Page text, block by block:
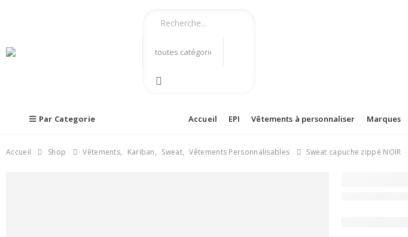
Par Categorie Accueil EPI Vêtements à personnaliser Marques
Accueil Shop Vêtements, Kariban, Sweat, Vêtements Personnalisables Sweat capuche zippé NOIR